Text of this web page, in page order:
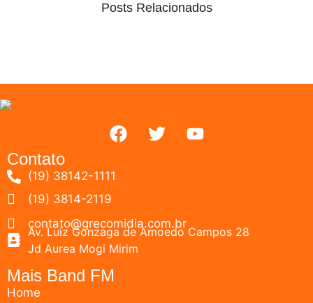
Posts Relacionados
Contato
(19) 38142-1111
(19) 3814-2119
contato@grecomidia.com.br
Av. Luiz Gonzaga de Amoedo Campos 28
Jd Aurea Mogi Mirim
Mais Band FM
Home